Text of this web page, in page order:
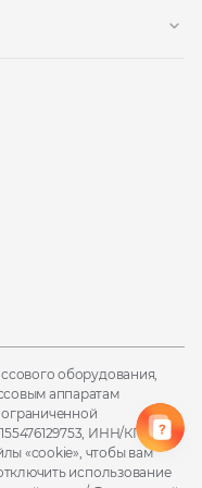
оборудования,
аппаратам
ИНН/КПП:
«cookie», чтобы вам
использование